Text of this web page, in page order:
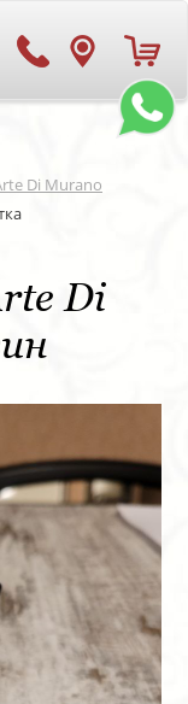
Di Murano
Di